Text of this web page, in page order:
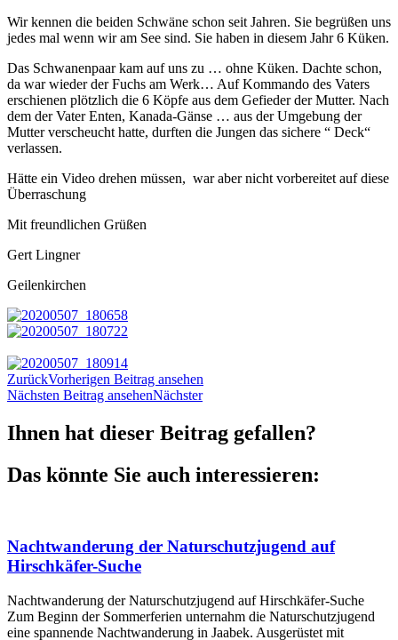
Wir kennen die beiden Schwäne schon seit Jahren. Sie begrüßen uns
jedes mal wenn wir am See sind. Sie haben in diesem Jahr 6 Küken.
Das Schwanenpaar kam auf uns zu … ohne Küken. Dachte schon,
da war wieder der Fuchs am Werk… Auf Kommando des Vaters
erschienen plötzlich die 6 Köpfe aus dem Gefieder der Mutter. Nach
dem der Vater Enten, Kanada-Gänse … aus der Umgebung der
Mutter verscheucht hatte, durften die Jungen das sichere “ Deck“
verlassen.
Hätte ein Video drehen müssen, war aber nicht vorbereitet auf diese
Überraschung
Mit freundlichen Grüßen
Gert Lingner
Geilenkirchen
ZurückVorherigen Beitrag ansehen
Nächsten Beitrag ansehenNächster
Ihnen hat dieser Beitrag gefallen?
Das könnte Sie auch interessieren:
Nachtwanderung der Naturschutzjugend auf
Hirschkäfer-Suche
Nachtwanderung der Naturschutzjugend auf Hirschkäfer-Suche
Zum Beginn der Sommerferien unternahm die Naturschutzjugend
eine spannende Nachtwanderung in Jaabek. Ausgerüstet mit